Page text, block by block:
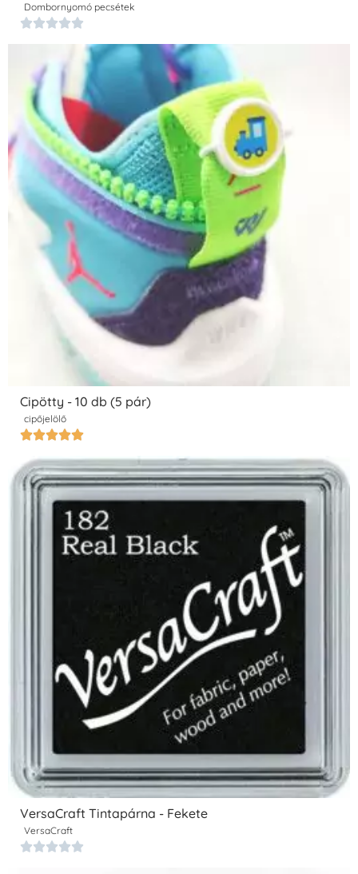
Dombornyomó pecsétek

Cipötty - 10 db (5 pár)
cipőjelölő

VersaCraft Tintapárna - Fekete
VersaCraft
